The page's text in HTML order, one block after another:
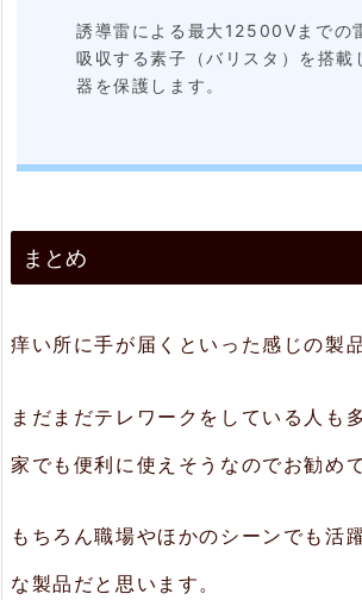
誘導雷による最大12500Vまでの
吸収する素子（バリスタ）を搭載
器を保護します。
まとめ
痒い所に手が届くといった感じの製
まだまだテレワークをしている人も
家でも便利に使えそうなのでお勧めで
もちろん職場やほかのシーンでも活
な製品だと思います。